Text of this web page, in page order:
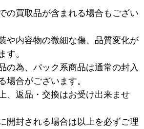
の買取品が含まれる場合もござい
や内容物の微細な傷、品質変化が
す。
の為、パック系商品は通常の封入
場合がございます。
、返品・交換はお受け出来ませ
開封される場合は以上を必ずご理